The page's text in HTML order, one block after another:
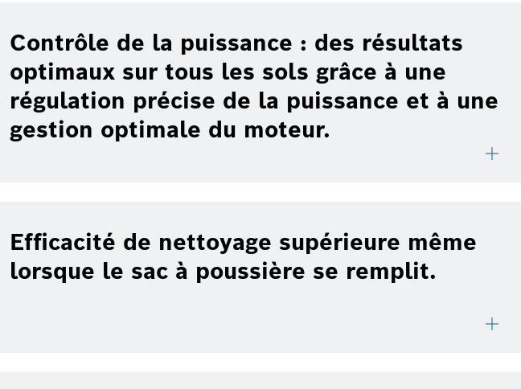
Contrôle de la puissance : des résultats
optimaux sur tous les sols grâce à une
régulation précise de la puissance et à une
gestion optimale du moteur.
Efficacité de nettoyage supérieure même
lorsque le sac à poussière se remplit.